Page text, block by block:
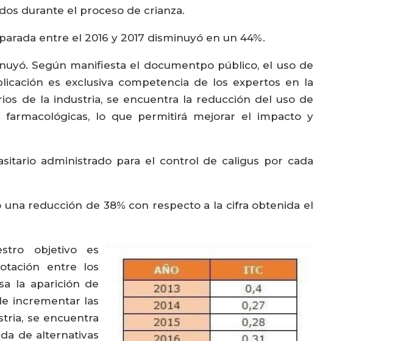
durante el proceso de crianza.
entre el 2016 y 2017 disminuyó en un 44%.
Según manifiesta el documentpo público, el uso de
es exclusiva competencia de los expertos en la
de la industria, se encuentra la reducción del uso de
lo que permitirá mejorar el impacto y
administrado para el control de caligus por cada
reducción de 38% con respecto a la cifra obtenida el
objetivo es
entre los
la aparición de
incrementar las
se encuentra
de alternativas